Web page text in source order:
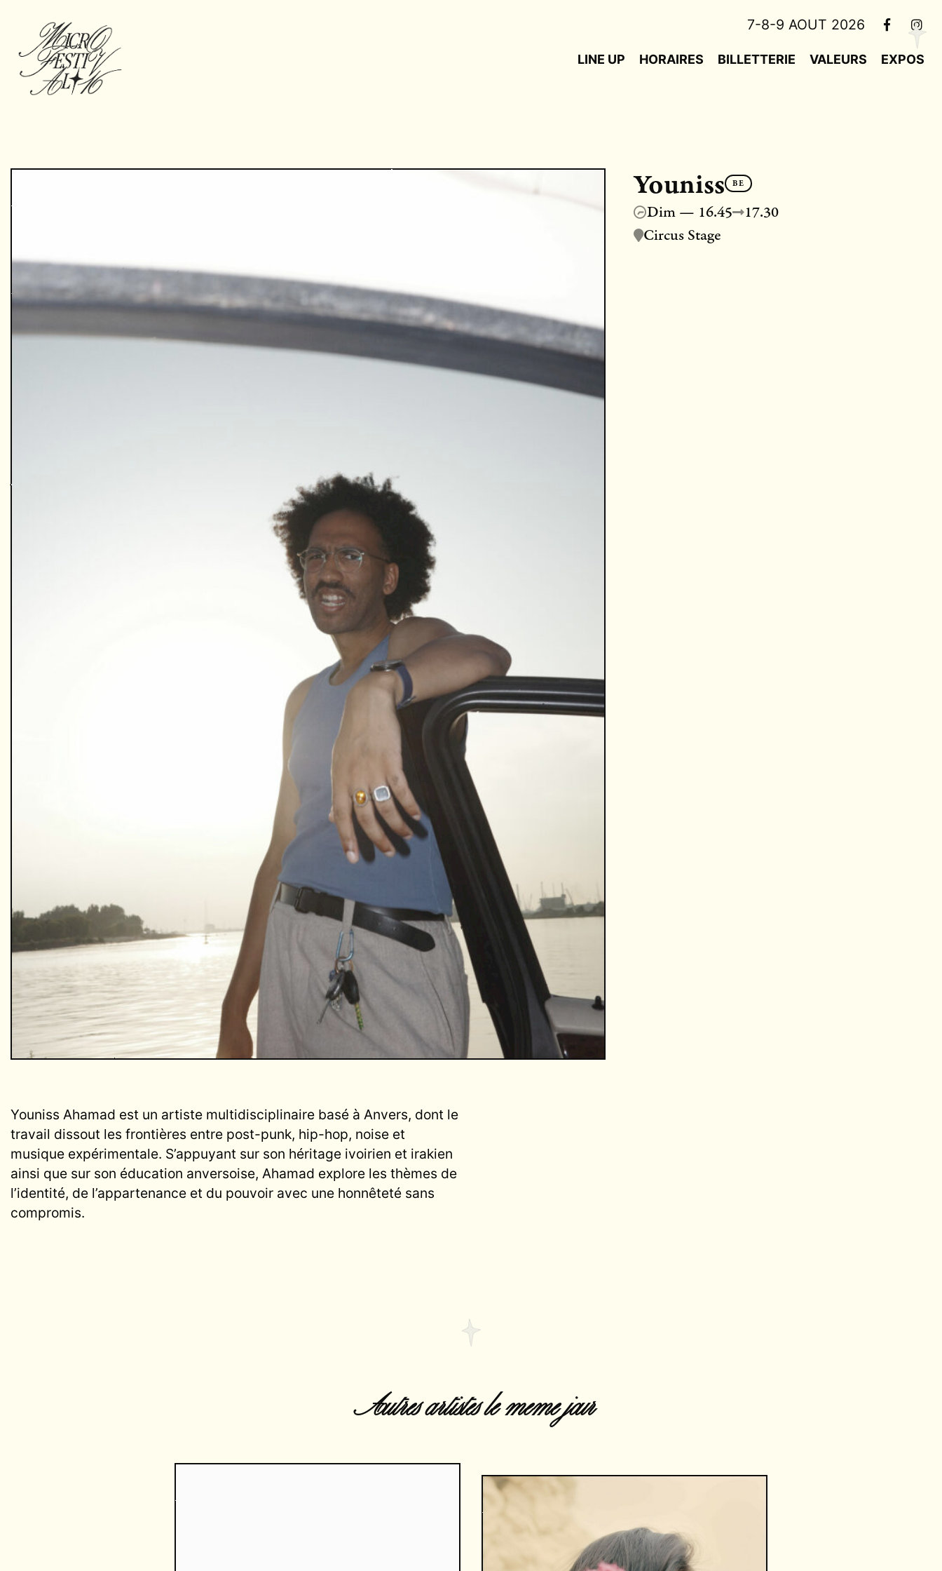
7-8-9 AOUT 2026
LINE UP HORAIRES BILLETTERIE VALEURS EXPOS
Youniss BE
Dim — 16.45
17.30
Circus Stage
Youniss Ahamad est un artiste multidisciplinaire basé à Anvers, dont le
travail dissout les frontières entre post-punk, hip-hop, noise et
musique expérimentale. S’appuyant sur son héritage ivoirien et irakien
ainsi que sur son éducation anversoise, Ahamad explore les thèmes de
l’identité, de l’appartenance et du pouvoir avec une honnêteté sans
compromis.
Autres artistes le meme jour